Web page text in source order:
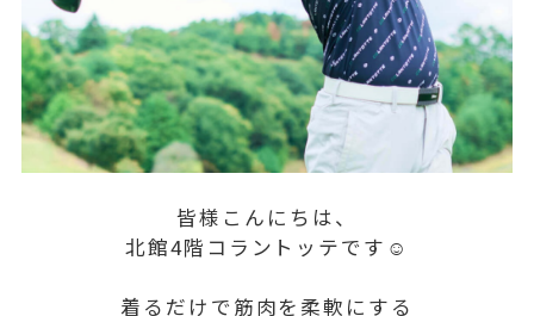
皆様こんにちは、
北館4階コラントッテです☺️
着るだけで筋肉を柔軟にする